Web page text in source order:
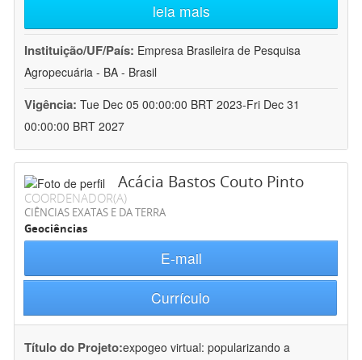
leia mais
Instituição/UF/País: Empresa Brasileira de Pesquisa
Agropecuária - BA - Brasil
Vigência: Tue Dec 05 00:00:00 BRT 2023-Fri Dec 31
00:00:00 BRT 2027
Acácia Bastos Couto Pinto
COORDENADOR(A)
CIÊNCIAS EXATAS E DA TERRA
Geociências
E-mail
Currículo
Título do Projeto:expogeo virtual: popularizando a